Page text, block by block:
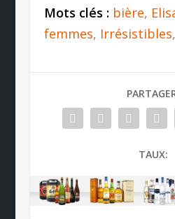
Mots clés : bière,
femmes, Irrésistibles,
TAUX: